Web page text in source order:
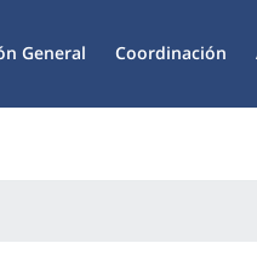
General Coordinación